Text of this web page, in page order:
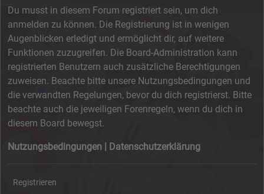
Du musst in diesem Forum registriert sein, um dich
anmelden zu können. Die Registrierung ist in wenigen
Augenblicken erledigt und ermöglicht dir, auf weitere
Funktionen zuzugreifen. Die Board-Administration kann
registrierten Benutzern auch zusätzliche Berechtigungen
zuweisen. Beachte bitte unsere Nutzungsbedingungen und
die verwandten Regelungen, bevor du dich registrierst. Bitte
beachte auch die jeweiligen Forenregeln, wenn du dich in
diesem Board bewegst.
Nutzungsbedingungen Datenschutzerklärung
Registrieren